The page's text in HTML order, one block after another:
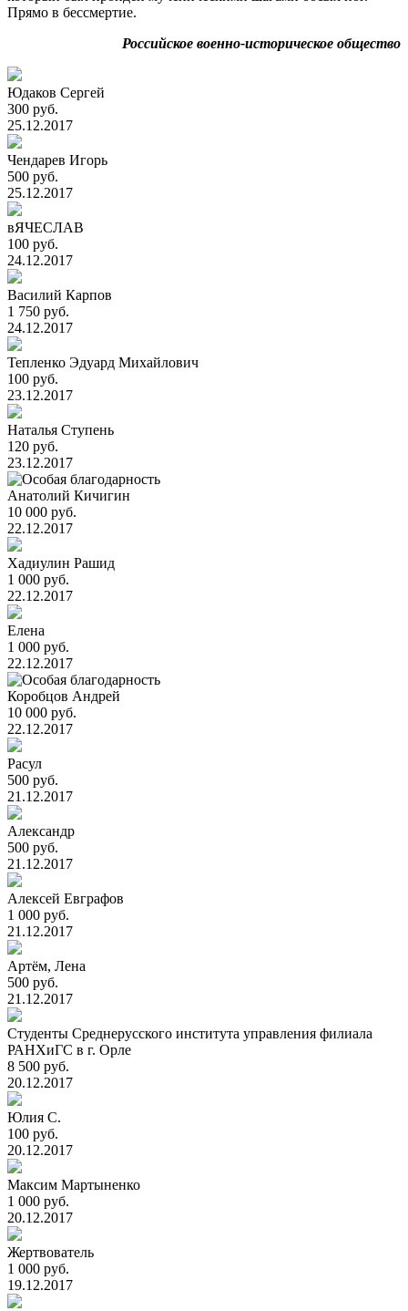
Прямо в бессмертие.
Российское военно-историческое общество
Юдаков Сергей
300 руб.
25.12.2017
Чендарев Игорь
500 руб.
25.12.2017
вЯЧЕСЛАВ
100 руб.
24.12.2017
Василий Карпов
1 750 руб.
24.12.2017
Тепленко Эдуард Михайлович
100 руб.
23.12.2017
Наталья Ступень
120 руб.
23.12.2017
Анатолий Кичигин
10 000 руб.
22.12.2017
Хадиулин Рашид
1 000 руб.
22.12.2017
Елена
1 000 руб.
22.12.2017
Коробцов Андрей
10 000 руб.
22.12.2017
Расул
500 руб.
21.12.2017
Александр
500 руб.
21.12.2017
Алексей Евграфов
1 000 руб.
21.12.2017
Артём, Лена
500 руб.
21.12.2017
Студенты Среднерусского института управления филиала
РАНХиГС в г. Орле
8 500 руб.
20.12.2017
Юлия С.
100 руб.
20.12.2017
Максим Мартыненко
1 000 руб.
20.12.2017
Жертвователь
1 000 руб.
19.12.2017